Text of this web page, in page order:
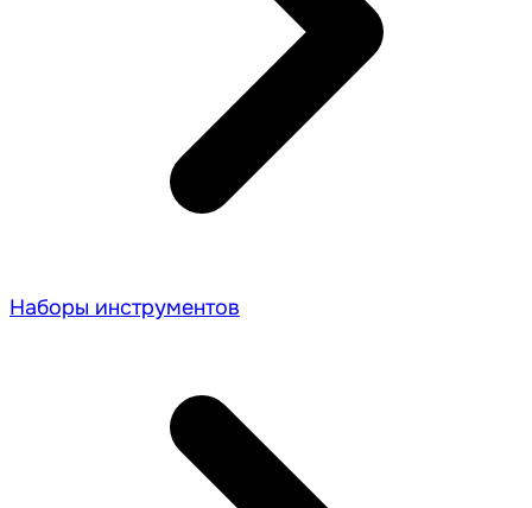
Наборы инструментов